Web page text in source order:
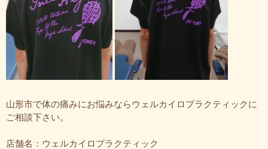
山形市で体の痛みにお悩みならウェルカイロプラクティックに
ご相談下さい。
店舗名：ウェルカイロプラクティック